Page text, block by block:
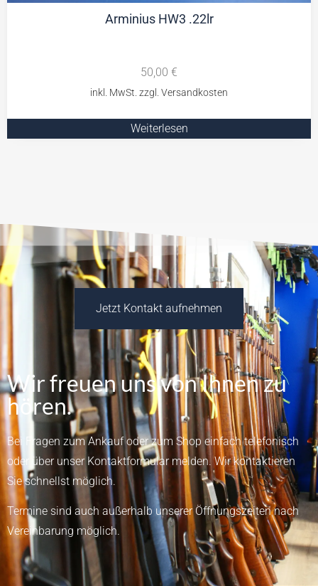
Arminius HW3 .22lr
50,00 €
Weiterlesen
Jetzt Kontakt aufnehmen
Wir freuen uns von Ihnen zu
hören.
Bei Fragen zum Ankauf oder zum Shop einfach telefonisch
oder über unser Kontaktformularmelden.Wir kontaktieren
Sie schnellst möglich.
Termine sind auch außerhalb unserer Öffnungszeiten nach
Vereinbarung möglich.